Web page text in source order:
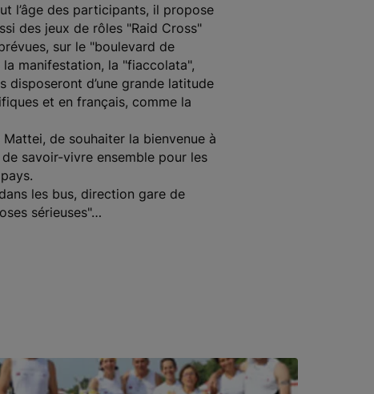
l’âge des participants, il propose
des jeux de rôles "Raid Cross"
sur le "boulevard de
manifestation, la "fiaccolata",
disposeront d’une grande latitude
et en français, comme la
Mattei, de souhaiter la bienvenue à
savoir-vivre ensemble pour les
les bus, direction gare de
sérieuses"…